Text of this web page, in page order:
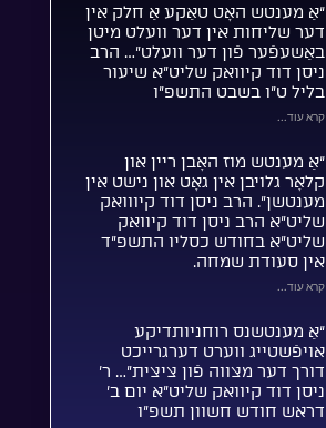
“אַ מענטש האָט טאַקע אַ חלק אין
דער שליחות אין דער וועלט מיטן
באַשעפֿער פֿון דער וועלט”… הרב
ניסן דוד קיוואק שליט”א שיעור
בליל ט”ו בשבט התשפ”ו
קרא עוד...
“אַ מענטש מוז האָבן ריין און
קלאָר גלויבן אין גאָט און נישט אין
מענטשן”. הרב ניסן דוד קיווואק
שליט”א הרב ניסן דוד קיוואק
שליט”א בחודש כסליו התשפ”ד
אין סעודת שמחה.
קרא עוד...
“אַ מענטשנס רוחניותדיקע
אויפֿשטייג ווערט דערגרייכט
דורך דער מצווה פֿון ציצית”… ר’
ניסן דוד קיוואק שליט”א יום ב’
דראש חודש חשוון תשפ”ו